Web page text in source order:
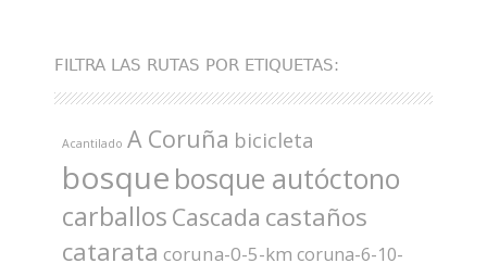
FILTRA LAS RUTAS POR ETIQUETAS:
Acantilado A Coruña bicicleta
bosque bosque autóctono
carballos Cascada castaños
catarata coruna-0-5-km coruna-6-10-